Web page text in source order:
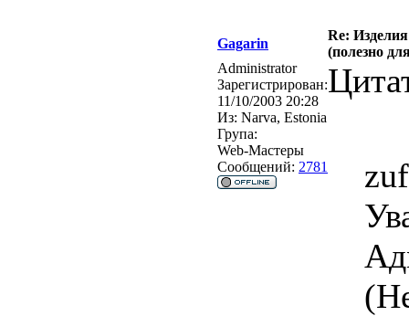
Gagarin
Re:
(полезно
Administrator
Зарегистрирован:
11/10/2003 20:28
Из: Narva, Estonia
Група:
Web-Мастеры
Сообщений: 2781